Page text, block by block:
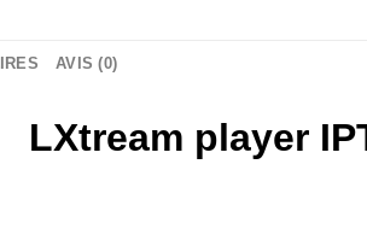
AVIS (0)
LXtream player